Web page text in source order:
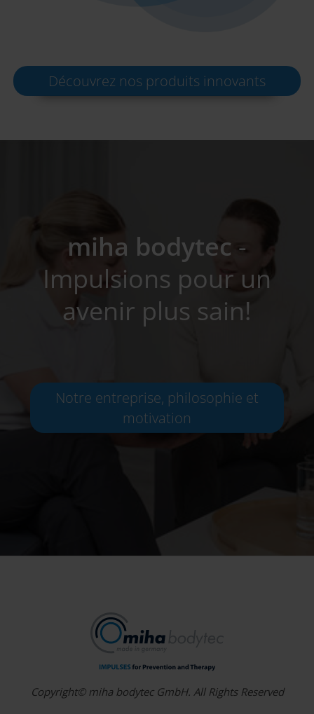
Découvrez nos produits innovants
miha bodytec -
Impulsions pour un
avenir plus sain!
Notre entreprise, philosophie et
motivation
Copyright© miha bodytec GmbH. All Rights Reserved